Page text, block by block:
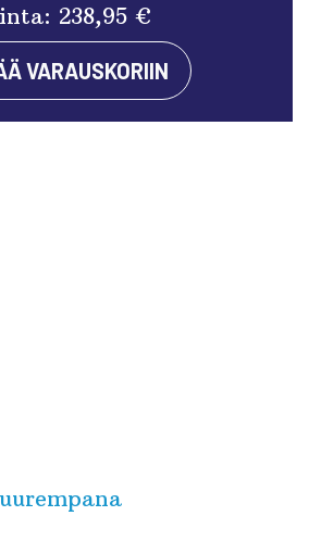
238,95 €
VARAUSKORIIN